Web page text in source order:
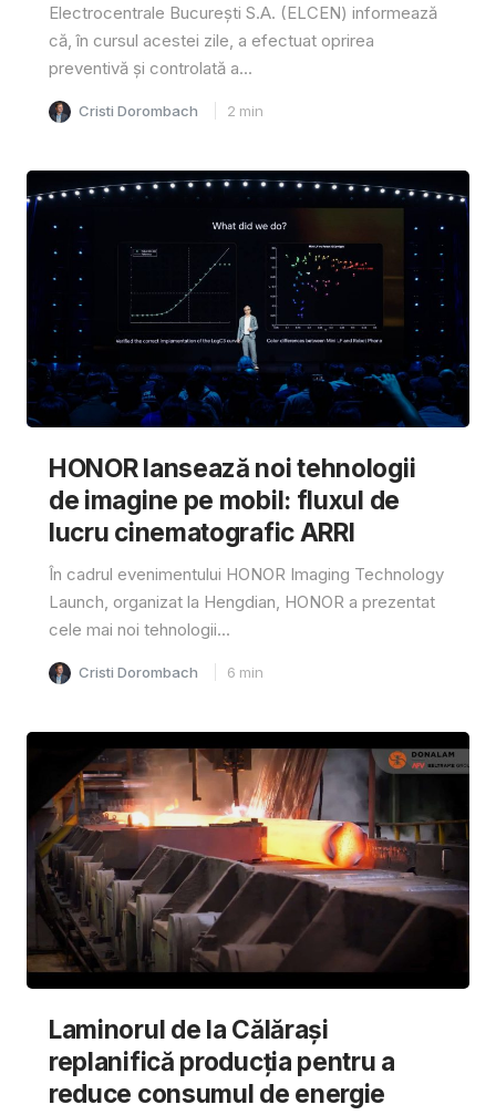
Electrocentrale București S.A. (ELCEN) informează
că, în cursul acestei zile, a efectuat oprirea
preventivă și controlată a...
Cristi Dorombach 2 min
HONOR lansează noi tehnologii
de imagine pe mobil: fluxul de
lucru cinematografic ARRI
În cadrul evenimentului HONOR Imaging Technology
Launch, organizat la Hengdian, HONOR a prezentat
cele mai noi tehnologii...
Cristi Dorombach 6 min
Laminorul de la Călărași
replanifică producția pentru a
reduce consumul de energie